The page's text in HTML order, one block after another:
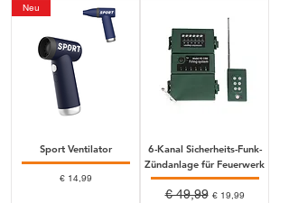
Neu
Sport Ventilator
Preis
€ 14,99
6-Kanal Sicherheits-Funk-
Zündanlage für Feuerwerk
Standardpreis
€ 49,99 Sale-Preis
€ 19,99